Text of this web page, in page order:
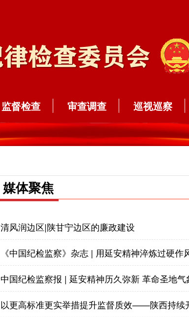
监督检查 审查调查 巡视巡察
媒体聚焦
清风润边区|陕甘宁边区的廉政建设
《中国纪检监察》杂志 | 用延安精神淬炼过硬作
中国纪检监察报 | 延安精神历久弥新 革命圣地